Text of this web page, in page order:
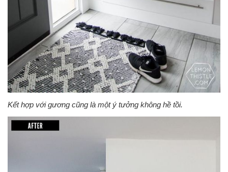
Kết hợp với gương cũng là một ý tưởng không hề tồi.